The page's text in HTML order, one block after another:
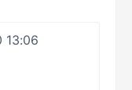
13:06